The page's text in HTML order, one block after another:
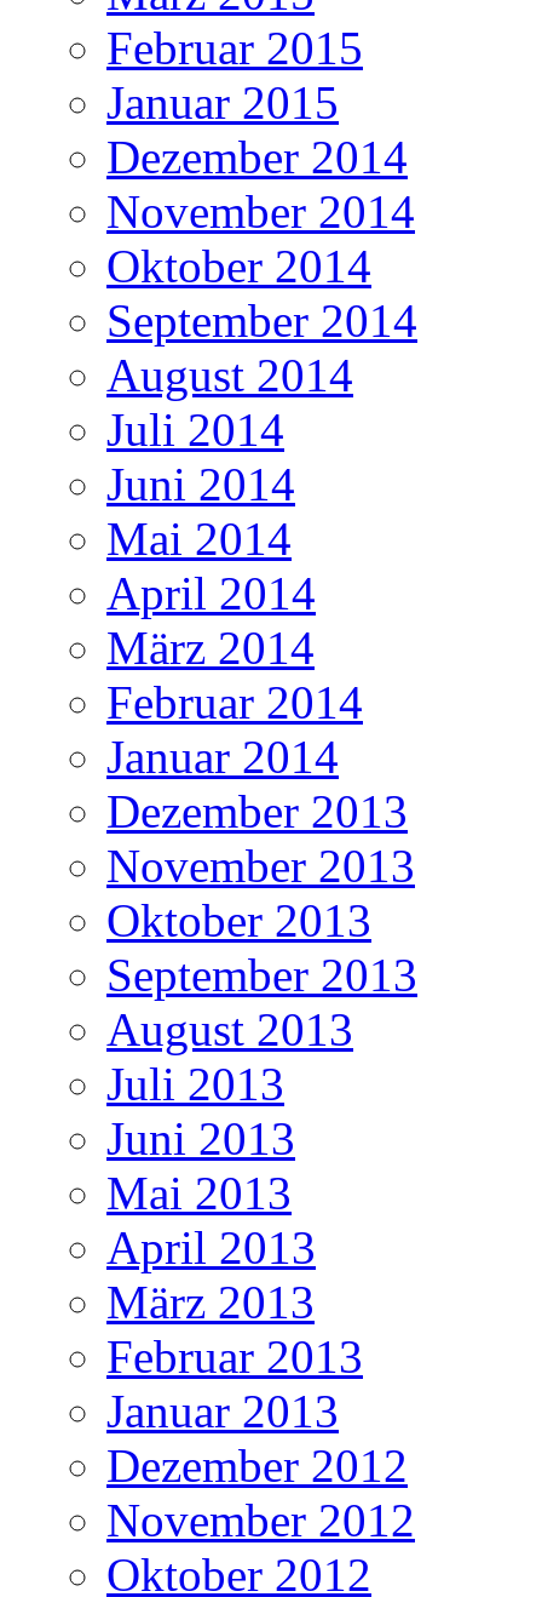
Februar 2015
Januar 2015
Dezember 2014
November 2014
Oktober 2014
September 2014
August 2014
Juli 2014
Juni 2014
Mai 2014
April 2014
März 2014
Februar 2014
Januar 2014
Dezember 2013
November 2013
Oktober 2013
September 2013
August 2013
Juli 2013
Juni 2013
Mai 2013
April 2013
März 2013
Februar 2013
Januar 2013
Dezember 2012
November 2012
Oktober 2012